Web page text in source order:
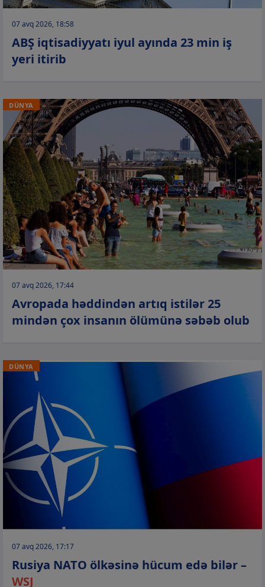
07 avq 2026, 18:58
ABŞ iqtisadiyyatı iyul ayında 23 min iş
yeri itirib
DÜNYA
07 avq 2026, 17:44
Avropada həddindən artıq istilər 25
mindən çox insanın ölümünə səbəb olub
DÜNYA
07 avq 2026, 17:17
Rusiya NATO ölkəsinə hücum edə bilər –
WSJ